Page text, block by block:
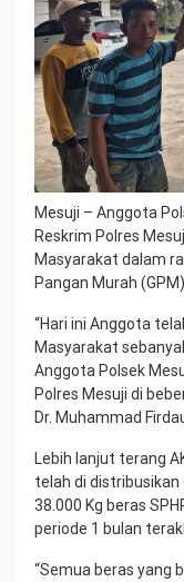
Mesuji – Anggota
Reskrim Polres
Masyarakat dalam
Pangan Murah
“Hari ini Anggota
Masyarakat
Anggota Polsek
Polres Mesuji di
Dr. Muhammad
Lebih lanjut terang
telah di distribusikan
38.000 Kg beras
periode 1 bulan
“Semua beras yang